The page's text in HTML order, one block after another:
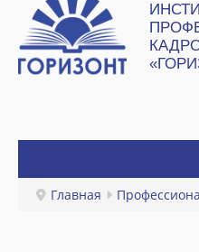
ГЛАВНАЯ
Главная